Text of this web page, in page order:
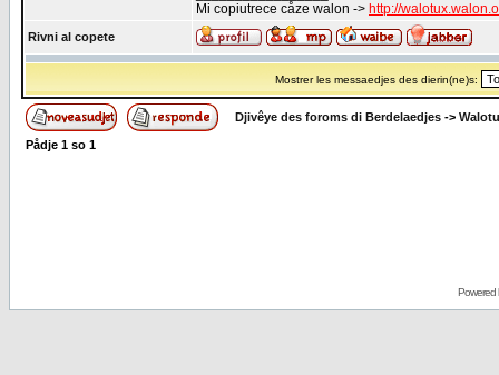
Mi copiutrece cåze walon -> http://
Rivni al copete
Mostrer les messaedjes des dierin(ne)s:
Djivêye des foroms di Berdelaedjes ->
Pådje 1 so 1
Powered